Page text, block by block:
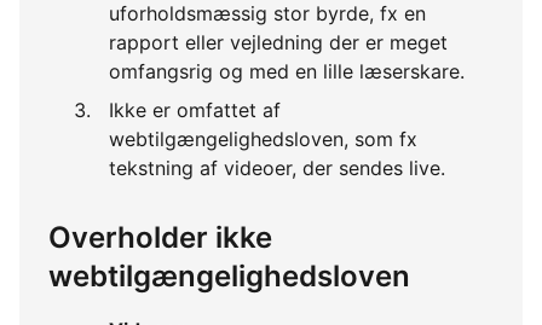
uforholdsmæssig stor byrde, fx en
rapport eller vejledning der er meget
omfangsrig og med en lille læserskare.
Ikke er omfattet af
webtilgængelighedsloven, som fx
tekstning af videoer, der sendes live.
Overholder ikke
webtilgængelighedsloven